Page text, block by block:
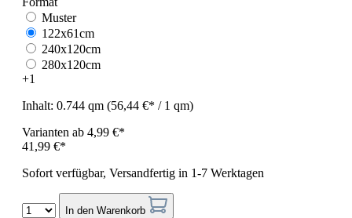
Muster
122x61cm
240x120cm
280x120cm
+1
Inhalt: 0.744 qm (56,44 €* / 1 qm)
Varianten ab 4,99 €*
41,99 €*
Sofort verfügbar, Versandfertig in 1-7 Werktagen
In den Warenkorb